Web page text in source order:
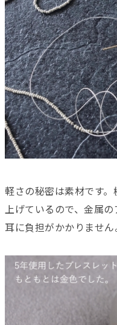
軽さの秘密は素材です
上げているので、金属の
耳に負担がかかりません